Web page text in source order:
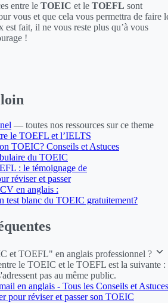
entre le TOEIC et le TOEFL sont
vous et que cela vous permettra de faire
fait, il ne vous reste plus qu’à vous
!
— toutes nos ressources sur ce theme
le TOEFL et l’IELTS
TOEIC? Conseils et Astuces
du TOEIC
: le témoignage de
réviser et passer
en anglais :
test blanc du TOEIC gratuitement?
et TOEFL" en anglais professionnel ?
le TOEIC et le TOEFL est la suivante :
pas au même public.
en anglais - Tous les Conseils et Astuces
pour réviser et passer son TOEIC